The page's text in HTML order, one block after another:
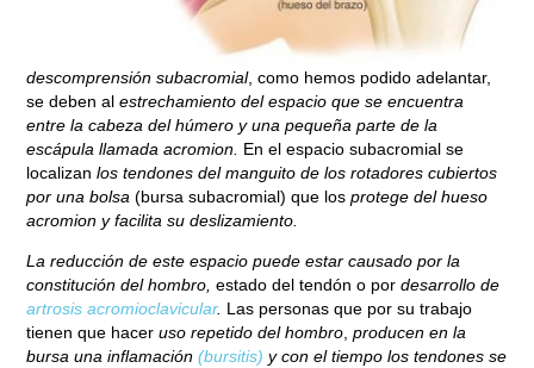
descomprensión subacromial, como hemos podido adelantar,
se deben alestrechamiento del espacio que se encuentra
entre la cabeza del húmero y una pequeña parte de la
escápula llamada acromion. En el espacio subacromial se
localizanlos tendones del manguito de los rotadores cubiertos
por una bolsa (bursa subacromial) que los protege del hueso
acromion y facilita su deslizamiento.
La reducción de este espacio puede estar causado por la
constitución del hombro, estado del tendón o por desarrollo de
artrosis acromioclavicular. Las personas que por su trabajo
tienen que haceruso repetido del hombro,producen en la
bursa una inflamación(bursitis) y con el tiempo los tendones se